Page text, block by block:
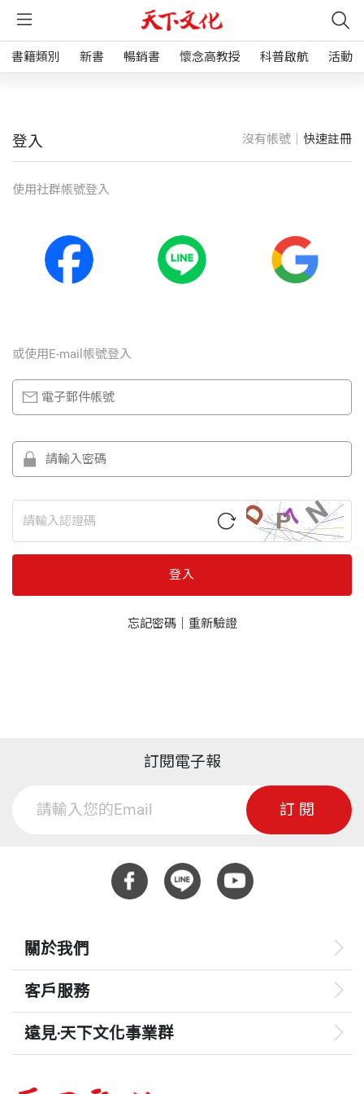
書籍類別 新書 暢銷書 懷念高教授 科普啟航 活動
登入 沒有帳號｜ 快速註冊
使⽤社群帳號登入
或使⽤E-mail帳號登入
登入
忘記密碼｜ 重新驗證
訂閱電子報
訂閱
關於我們
客戶服務
遠見‧天下文化事業群